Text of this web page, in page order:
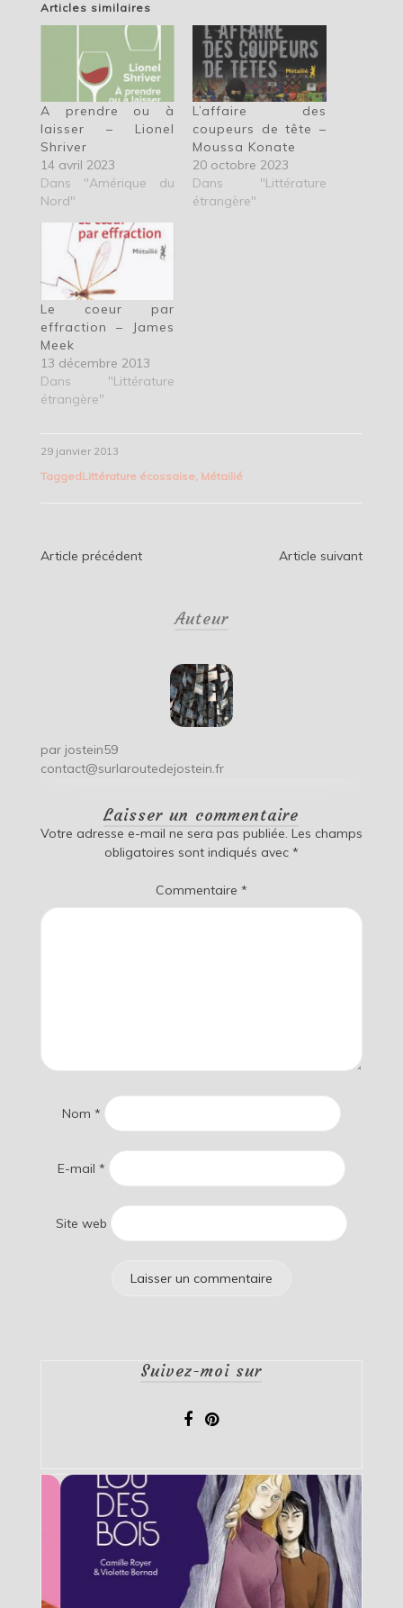
Articles similaires
A prendre ou à
laisser – Lionel
Shriver
14 avril 2023
Dans "Amérique du
Nord"
L’affaire des
coupeurs de tête –
Moussa Konate
20 octobre 2023
Dans "Littérature
étrangère"
Le coeur par
effraction – James
Meek
13 décembre 2013
Dans "Littérature
étrangère"
29 janvier 2013
TaggedLittérature écossaise, Métailié
Navigation
Article précédent Article suivant
Auteur
par jostein59
contact@surlaroutedejostein.fr
Laisser un commentaire
Votre adresse e-mail ne sera pas publiée. Les champs
obligatoires sont indiqués avec *
Commentaire *
Nom *
E-mail *
Site web
Suivez-moi sur